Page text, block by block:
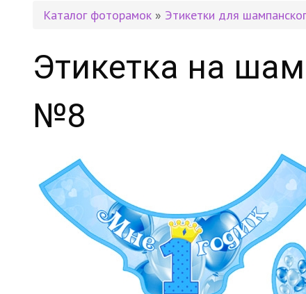
Каталог фоторамок » Этикетки для
Этикетка на
№8